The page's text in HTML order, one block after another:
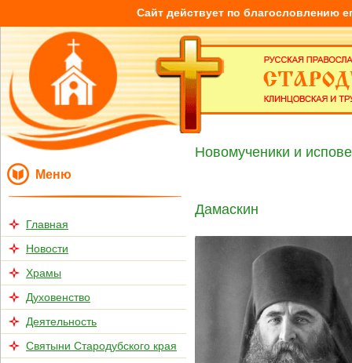
Сайт действует по благословлению
Меню
Главная
Новости
Храмы
Духовенство
Деятельность
Святыни Стародубского края
Новомученики и
Дамаскин